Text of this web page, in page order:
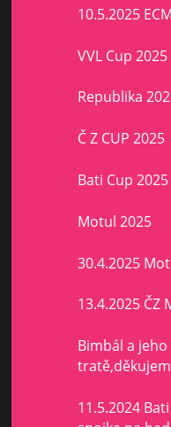
10.5.2025
VVL Cup 2025
Republika
Č Z CUP 2025
Bati Cup 2025
Motul 2025
30.4.2025
13.4.2025 ČZ
Bimbál a
11.5.2024